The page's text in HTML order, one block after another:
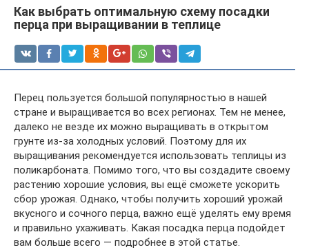
Как выбрать оптимальную схему посадки
перца при выращивании в теплице
Перец пользуется большой популярностью в нашей
стране и выращивается во всех регионах. Тем не менее,
далеко не везде их можно выращивать в открытом
грунте из-за холодных условий. Поэтому для их
выращивания рекомендуется использовать теплицы из
поликарбоната. Помимо того, что вы создадите своему
растению хорошие условия, вы ещё сможете ускорить
сбор урожая. Однако, чтобы получить хороший урожай
вкусного и сочного перца, важно ещё уделять ему время
и правильно ухаживать. Какая посадка перца подойдет
вам больше всего — подробнее в этой статье.